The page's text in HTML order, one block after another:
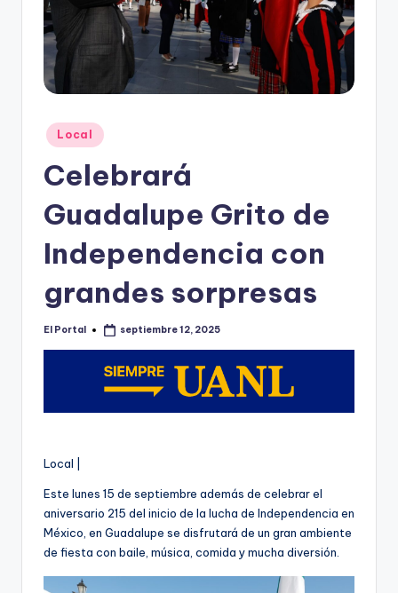
Publicado
en
Local
Celebrará
Guadalupe Grito de
Independencia con
grandes sorpresas
Publicado
El Portal septiembre 12, 2025
Local |
Este lunes 15 de septiembre además de celebrar el
aniversario 215 del inicio de la lucha de Independencia en
México, en Guadalupe se disfrutará de un gran ambiente
de fiesta con baile, música, comida y mucha diversión.